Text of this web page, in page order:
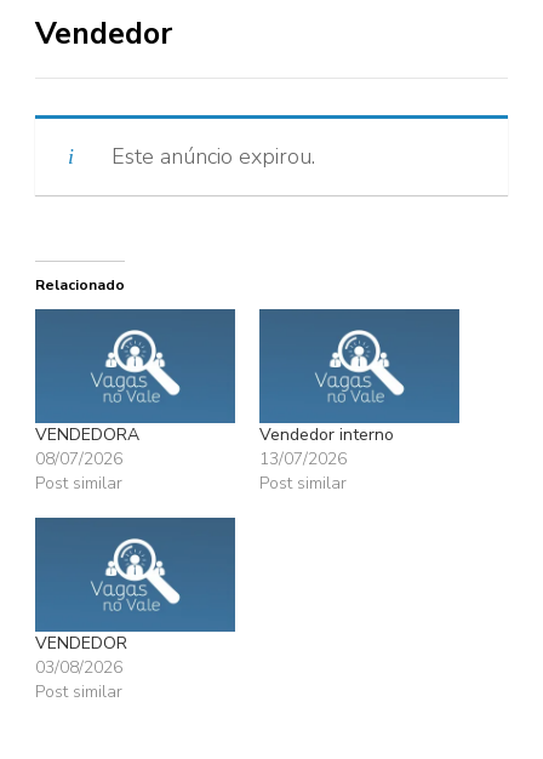
Vendedor
Este anúncio expirou.
Relacionado
VENDEDORA
08/07/2026
Post similar
Vendedor interno
13/07/2026
Post similar
VENDEDOR
03/08/2026
Post similar